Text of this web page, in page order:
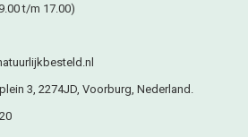
t/m 17.00)
3, 2274JD, Voorburg, Nederland.